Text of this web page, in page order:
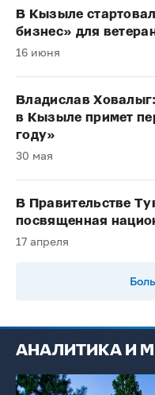
В Кызыле
бизнес» для
16 июня
Владислав
в Кызыле примет
году»
30 мая
В Правительстве
посвященная
17 апреля
АНАЛИТИКА И